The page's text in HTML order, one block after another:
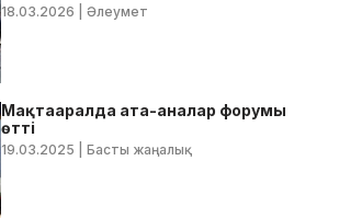
18.03.2026 | Әлеумет
Мақтааралда ата-аналар форумы
өтті
19.03.2025 | Басты жаңалық